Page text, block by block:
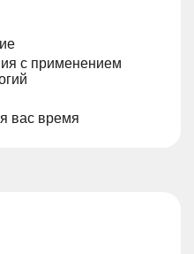
с применением
вас время